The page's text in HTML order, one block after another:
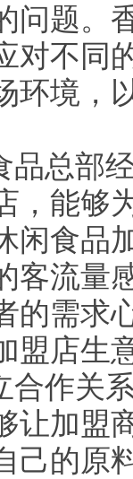
问题。
对不同
环境，
总部经
，能够
闲食品
客流量
的需求
盟店生
作关系
让加盟
己的原